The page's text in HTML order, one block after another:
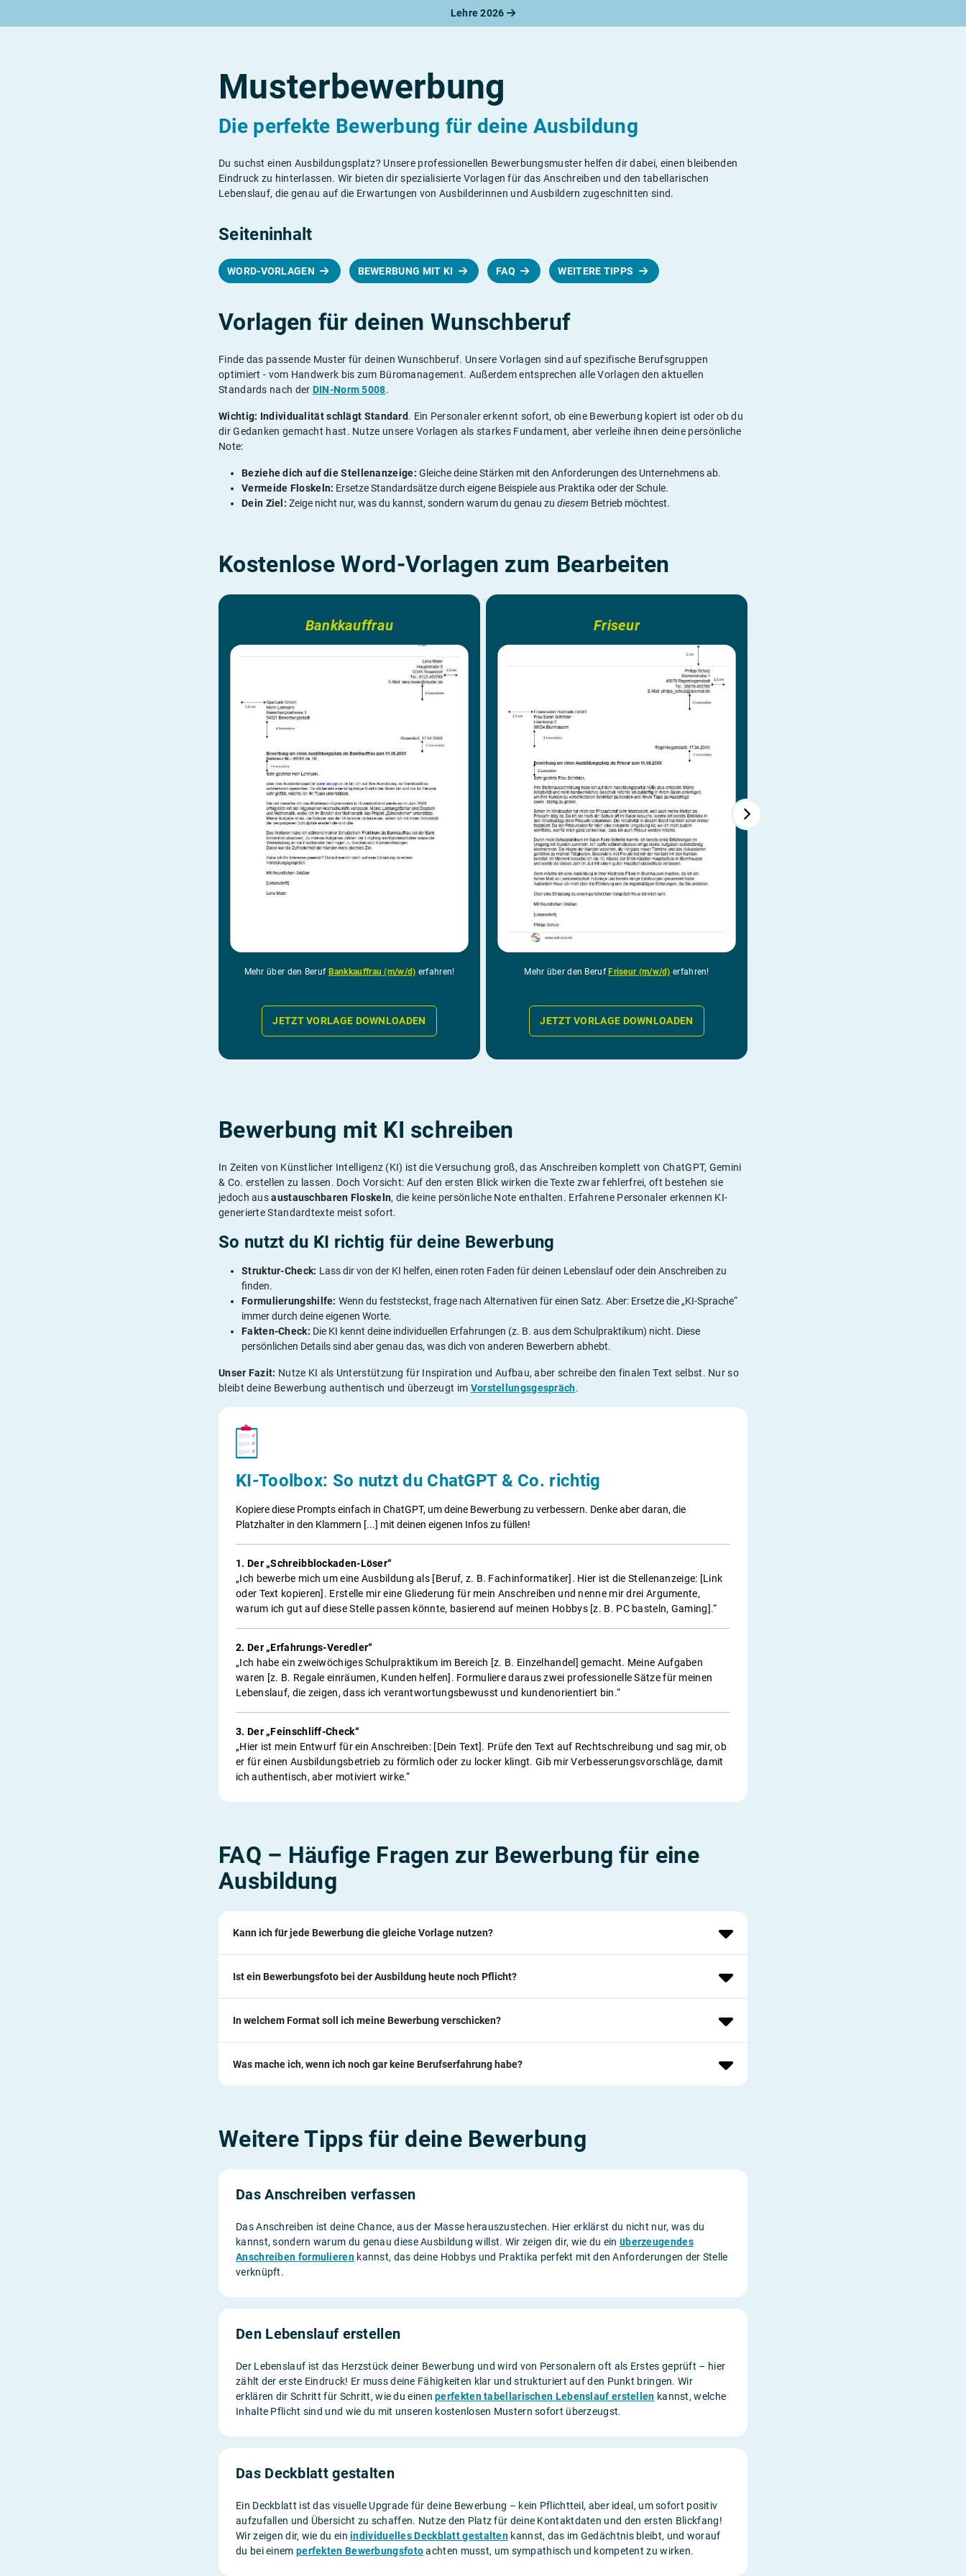
Lehre 2026
Rund um die LehreRund um Berufe
Musterbewerbung
Die perfekte Bewerbung für deine Ausbildung
Du suchst einen Ausbildungsplatz? Unsere professionellen Bewerbungsmuster helfen dir dabei, einen bleibenden
Eindruck zu hinterlassen. Wir bieten dir spezialisierte Vorlagen für das Anschreiben und den tabellarischen
Lebenslauf, die genau auf die Erwartungen von Ausbilderinnen und Ausbildern zugeschnitten sind.
Seiteninhalt
WORD-VORLAGEN BEWERBUNG MIT KI FAQ WEITERE TIPPS
Vorlagen für deinen Wunschberuf
Finde das passende Muster für deinen Wunschberuf. Unsere Vorlagen sind auf spezifische Berufsgruppen
optimiert - vom Handwerk bis zum Büromanagement. Außerdem entsprechen alle Vorlagen den aktuellen
Standards nach der DIN-Norm 5008.
Wichtig: Individualität schlägt Standard. Ein Personaler erkennt sofort, ob eine Bewerbung kopiert ist oder ob du
dir Gedanken gemacht hast. Nutze unsere Vorlagen als starkes Fundament, aber verleihe ihnen deine persönliche
Note:
Beziehe dich auf die Stellenanzeige: Gleiche deine Stärken mit den Anforderungen des Unternehmens ab.
Vermeide Floskeln: Ersetze Standardsätze durch eigene Beispiele aus Praktika oder der Schule.
Dein Ziel: Zeige nicht nur, was du kannst, sondern warum du genau zu diesem Betrieb möchtest.
Kostenlose Word-Vorlagen zum Bearbeiten
Bankkauffrau
Mehr über den Beruf Bankkauffrau (m/w/d) erfahren!
JETZT VORLAGE DOWNLOADEN
Friseur
Mehr über den Beruf Friseur (m/w/d) erfahren!
JETZT VORLAGE DOWNLOADEN
Bewerbung mit KI schreiben
In Zeiten von Künstlicher Intelligenz (KI) ist die Versuchung groß, das Anschreiben komplett von ChatGPT, Gemini
& Co. erstellen zu lassen. Doch Vorsicht: Auf den ersten Blick wirken die Texte zwar fehlerfrei, oft bestehen sie
jedoch ausaustauschbaren Floskeln, die keine persönliche Note enthalten. Erfahrene Personaler erkennen KI-
generierte Standardtexte meist sofort.
So nutzt du KI richtig für deine Bewerbung
Struktur-Check: Lass dir von der KI helfen, einen roten Faden für deinen Lebenslauf oder dein Anschreiben zu
finden.
Formulierungshilfe: Wenn du feststeckst, frage nach Alternativen für einen Satz. Aber: Ersetze die „KI-Sprache“
immer durch deine eigenen Worte.
Fakten-Check: Die KI kennt deine individuellen Erfahrungen (z. B. aus dem Schulpraktikum) nicht. Diese
persönlichen Details sind aber genau das, was dich von anderen Bewerbern abhebt.
Unser Fazit: Nutze KI als Unterstützung für Inspiration und Aufbau, aber schreibe den finalen Text selbst. Nur so
bleibt deine Bewerbung authentisch und überzeugt im Vorstellungsgespräch.
KI-Toolbox: So nutzt du ChatGPT & Co. richtig
Kopiere diese Prompts einfach in ChatGPT, um deine Bewerbung zu verbessern. Denke aber daran, die
Platzhalter in den Klammern [...] mit deinen eigenen Infos zu füllen!
1. Der „Schreibblockaden-Löser“
„Ich bewerbe mich um eine Ausbildung als [Beruf, z. B. Fachinformatiker]. Hier ist die Stellenanzeige: [Link
oder Text kopieren]. Erstelle mir eine Gliederung für mein Anschreiben und nenne mir drei Argumente,
warum ich gut auf diese Stelle passen könnte, basierend auf meinen Hobbys [z. B. PC basteln, Gaming].“
2. Der „Erfahrungs-Veredler“
„Ich habe ein zweiwöchiges Schulpraktikum im Bereich [z. B. Einzelhandel] gemacht. Meine Aufgaben
waren [z. B. Regale einräumen, Kunden helfen]. Formuliere daraus zwei professionelle Sätze für meinen
Lebenslauf, die zeigen, dass ich verantwortungsbewusst und kundenorientiert bin.“
3. Der „Feinschliff-Check“
„Hier ist mein Entwurf für ein Anschreiben: [Dein Text]. Prüfe den Text auf Rechtschreibung und sag mir, ob
er für einen Ausbildungsbetrieb zu förmlich oder zu locker klingt. Gib mir Verbesserungsvorschläge, damit
ich authentisch, aber motiviert wirke.“
FAQ – Häufige Fragen zur Bewerbung für eine
Ausbildung
Kann ich für jede Bewerbung die gleiche Vorlage nutzen?
Ist ein Bewerbungsfoto bei der Ausbildung heute noch Pflicht?
In welchem Format soll ich meine Bewerbung verschicken?
Was mache ich, wenn ich noch gar keine Berufserfahrung habe?
Weitere Tipps für deine Bewerbung
Das Anschreiben verfassen
Das Anschreiben ist deine Chance, aus der Masse herauszustechen. Hier erklärst du nicht nur, was du
kannst, sondern warum du genau diese Ausbildung willst. Wir zeigen dir, wie du ein überzeugendes
Anschreiben formulierenkannst, das deine Hobbys und Praktika perfekt mit den Anforderungen der Stelle
verknüpft.
Den Lebenslauf erstellen
Der Lebenslauf ist das Herzstück deiner Bewerbung und wird von Personalern oft als Erstes geprüft – hier
zählt der erste Eindruck! Er muss deine Fähigkeiten klar und strukturiert auf den Punkt bringen. Wir
erklären dir Schritt für Schritt, wie du einenperfekten tabellarischen Lebenslauf erstellen kannst, welche
Inhalte Pflicht sind und wie du mit unseren kostenlosen Mustern sofort überzeugst.
Das Deckblatt gestalten
Ein Deckblatt ist das visuelle Upgrade für deine Bewerbung – kein Pflichtteil, aber ideal, um sofort positiv
aufzufallen und Übersicht zu schaffen. Nutze den Platz für deine Kontaktdaten und den ersten Blickfang!
Wir zeigen dir, wie du einindividuelles Deckblatt gestalten kannst, das im Gedächtnis bleibt, und worauf
du bei einem perfekten Bewerbungsfotoachten musst, um sympathisch und kompetent zu wirken.